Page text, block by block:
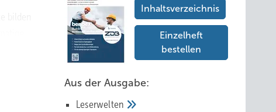
Inhaltsverzeichnis
Einzelheft
bestellen
Aus der Ausgabe:
Leserwelten